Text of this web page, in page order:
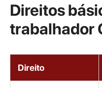
Direitos
trabalhador
Direito